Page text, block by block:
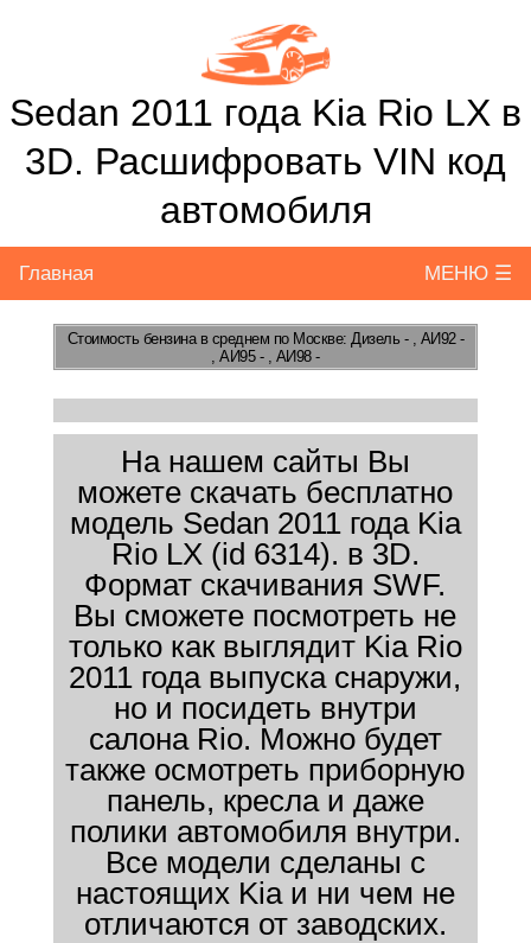
Sedan 2011 года Kia Rio LX в
3D. Расшифровать VIN код
автомобиля
Главная МЕНЮ ☰
Стоимость бензинав среднем по Москве: Дизель - , АИ92 -
, АИ95 - , АИ98 -
На нашем сайты Вы
можете скачать бесплатно
модель Sedan 2011 года Kia
Rio LX (id 6314). в 3D.
Формат скачивания SWF.
Вы сможете посмотреть не
только как выглядит Kia Rio
2011 года выпуска снаружи,
но и посидеть внутри
салона Rio. Можно будет
также осмотреть приборную
панель, кресла и даже
полики автомобиля внутри.
Все модели сделаны с
настоящих Kia и ни чем не
отличаются от заводских.